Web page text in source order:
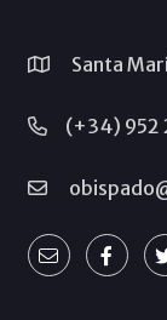
Santa
(+34) 952